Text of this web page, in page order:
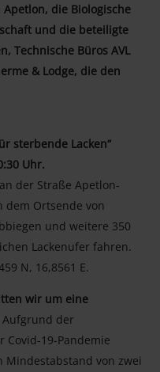
die Biologische
und die beteiligte
Technische Büros AVL
& Lodge, die den
sterbende Lacken“
Uhr.
der Straße Apetlon-
dem Ortsende von
und weitere 350
Lackenufer fahren.
N, 16,8561 E.
wir um eine
Aufgrund der
Covid-19-Pandemie
von zwei